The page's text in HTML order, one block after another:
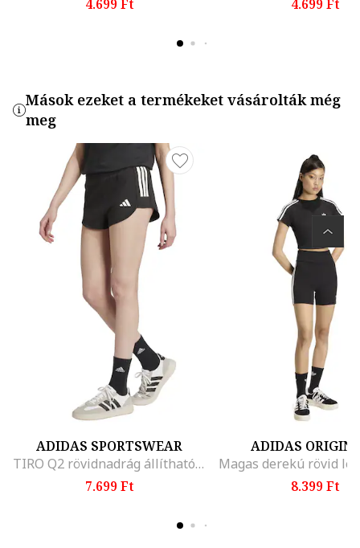
4.699 Ft 4.699 Ft
Mások ezeket a termékeket vásárolták még
meg
ADIDAS SPORTSWEAR
TIRO Q2 rövidnadrág állítható derékrésszel, Fehér/Fekete
7.699 Ft
ADIDAS
8.399 Ft